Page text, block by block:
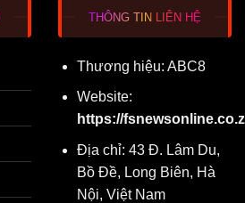
THÔNG TIN LIÊN HỆ
Thương hiệu: ABC8
Website:
https://
Địa chỉ: 43 Đ. Lâm Du,
Bồ Đề, Long Biên, Hà
Nội, Việt Nam